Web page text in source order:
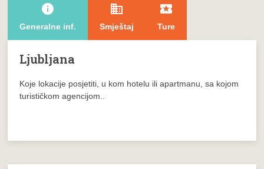
info
Generalne inf.
domain
Smještaj
local_play
Ture
Ljubljana
Koje lokacije posjetiti, u kom hotelu ili apartmanu, sa kojom
turističkom agencijom..